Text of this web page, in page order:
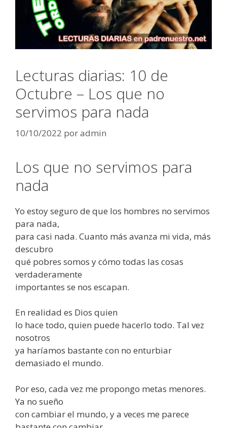
Lecturas diarias: 10 de
Octubre – Los que no
servimos para nada
10/10/2022 poradmin
Los que no servimos para
nada
Yo estoy seguro de que los hombres no servimos
para nada,
para casi nada. Cuanto más avanza mi vida, más
descubro
qué pobres somos y cómo todas las cosas
verdaderamente
importantes se nos escapan.
En realidad es Dios quien
lo hace todo, quien puede hacerlo todo. Tal vez
nosotros
ya haríamos bastante con no enturbiar
demasiado el mundo.
Por eso, cada vez me propongo metas menores.
Ya no sueño
con cambiar el mundo, y a veces me parece